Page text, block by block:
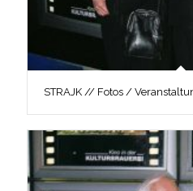
STRAJK // Fotos /